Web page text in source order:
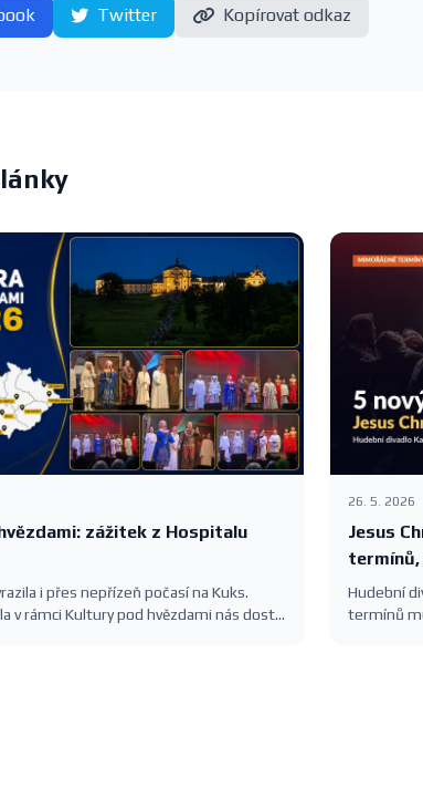
Twitter Kopírovat odkaz
zážitek z Hospitalu
i přes nepřízeň počasí na Kuks.
v rámci Kultury pod hvězdami nás dostal
26. 5. 2026
Jesus
Hudební
termínů